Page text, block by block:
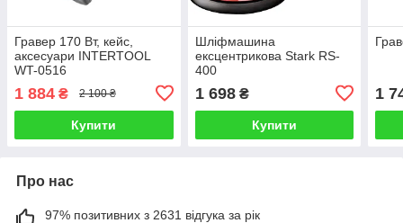
Гравер 170 Вт, кейс,
аксесуари INTERTOOL
WT-0516
1 884 ₴ 2 100 ₴
Купити
Шліфмашина
ексцентрикова Stark RS-
400
1 698₴
Купити
1
Про нас
97% позитивних з 2631 відгука за рік